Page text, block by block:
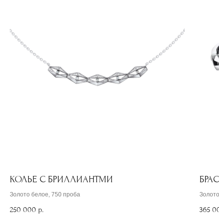
КОЛЬЕ С БРИЛЛИАНТМИ
Золото белое, 750 проба
250 000 р. 365